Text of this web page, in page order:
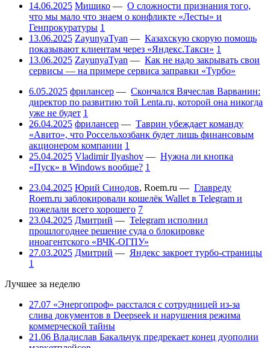
14.06.2025 Мишико — О сложности признания того,
что мы мало что знаем о конфликте «Лесты» и
Генпрокуратуры 1
13.06.2025 ZayunyaTyan — Казахскую скорую помощь
показывают клиентам через «Яндекс.Такси» 1
13.06.2025 ZayunyaTyan — Как не надо закрывать свои
сервисы — на примере сервиса заправки «Турбо»
6.05.2025 фрилансер — Скончался Вячеслав Варванин:
директор по развитию той Lenta.ru, которой она никогда
уже не будет 1
26.04.2025 фрилансер — Таврин убеждает команду
«Авито», что Россельхозбанк будет лишь финансовым
акционером компании 1
25.04.2025 Vladimir Ilyashov — Нужна ли кнопка
«Пуск» в Windows вообще? 1
23.04.2025 Юрий Синодов, Roem.ru — Главреду
Roem.ru заблокировали кошелёк Wallet в Telegram и
пожелали всего хорошего 7
23.04.2025 Дмитрий — Telegram исполнил
прошлогоднее решение суда о блокировке
иноагентского «ВЧК-ОГПУ»
27.03.2025 Дмитрий — Яндекс закроет турбо-страницы
1
Лучшее за неделю
27.07 «Энергопроф» расстался с сотрудницей из-за
слива документов в Deepseek и нарушения режима
коммерческой тайны
21.06 Владислав Бакальчук предрекает конец дуополии